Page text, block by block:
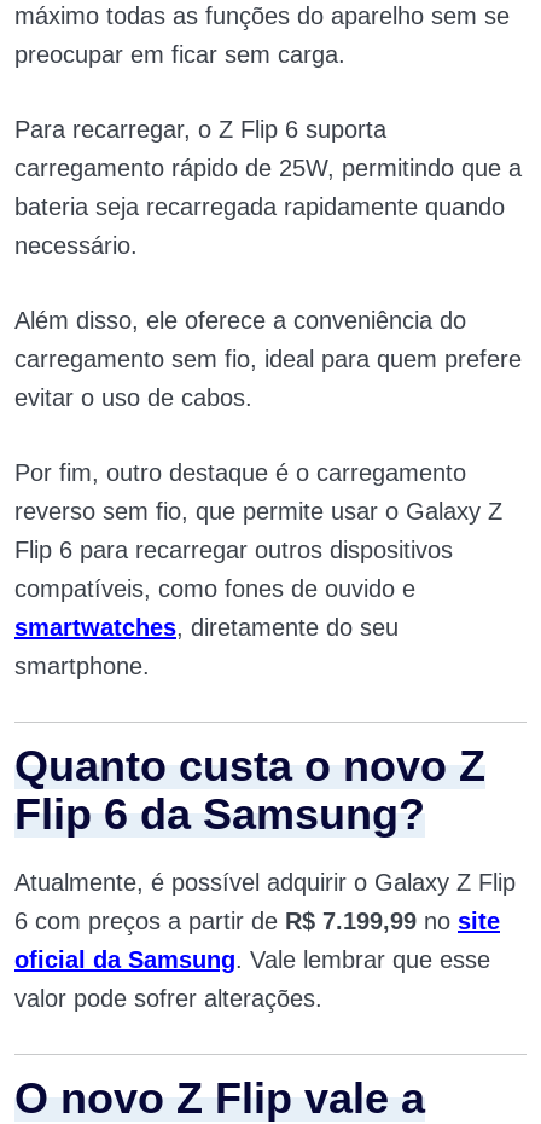
máximo todas as funções do aparelho sem se
preocupar em ficar sem carga.
Para recarregar, o Z Flip 6 suporta
carregamento rápido de 25W, permitindo que a
bateria seja recarregada rapidamente quando
necessário.
Além disso, ele oferece a conveniência do
carregamento sem fio, ideal para quem prefere
evitar o uso de cabos.
Por fim, outro destaque é o carregamento
reverso sem fio, que permite usar o Galaxy Z
Flip 6 para recarregar outros dispositivos
compatíveis, como fones de ouvido e
smartwatches, diretamente do seu
smartphone.
Quanto custa o novo Z
Flip 6 da Samsung?
Atualmente, é possível adquirir o Galaxy Z Flip
6 com preços a partir de R$ 7.199,99 no site
oficial da Samsung. Vale lembrar que esse
valor pode sofrer alterações.
O novo Z Flip vale a